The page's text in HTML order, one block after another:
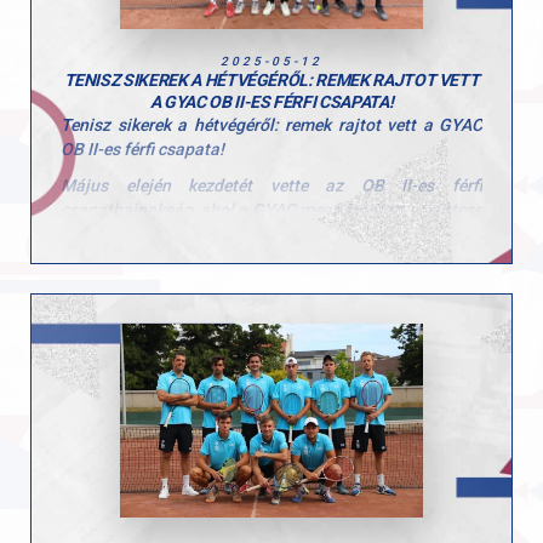
2025-05-12
TENISZ SIKEREK A HÉTVÉGÉRŐL: REMEK RAJTOT VETT
A GYAC OB II-ES FÉRFI CSAPATA!
Tenisz sikerek a hétvégéről: remek rajtot vett a GYAC
OB II-es férfi csapata!
Május elején kezdetét vette az OB II-es férfi
csapatbajnokság, ahol a GYAC megfiatalított együttese
kiváló formát mutatott. Az első három fordulóban
lenyűgöző teljesítménnyel, magabiztos győzelmeket
• a Veszprémet 7:2-re,
• a Székesfehérvárt szintén 7:2-re,
• a Győri Lendületet pedig 8:1 arányban múlták felül.
A diadalokat a következő játékosoknak köszönhetjük:
Vizy Dávid, Sávay Zalán, Trapli Szabolcs, Eisenkolb
Máté, Molnár Máté, Palotás Ferenc, Trója Tibor Galló
Ákos és Vörös Kristóf.